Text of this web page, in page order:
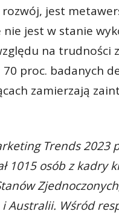
jest
nie jest w stanie
na trudności
70 proc. badanych
zamierzają
Trends 2023
1015 osób z
i Australii. Wśród